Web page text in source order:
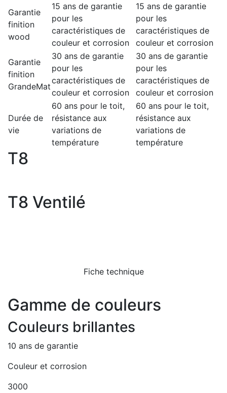
Garantie
finition
wood
15 ans de garantie
pour les
caractéristiques de
couleur et corrosion
15 ans de garantie
pour les
caractéristiques de
couleur et corrosion
Garantie
finition
GrandeMat
30 ans de garantie
pour les
caractéristiques de
couleur et corrosion
30 ans de garantie
pour les
caractéristiques de
couleur et corrosion
Durée de
vie
60 ans pour le toit,
résistance aux
variations de
température
60 ans pour le toit,
résistance aux
variations de
température
T8
T8 Ventilé
Fiche technique
Gamme de couleurs
Couleurs brillantes
10 ans de garantie
Couleur et corrosion
3000